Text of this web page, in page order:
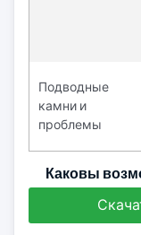
Подводные
камни и
проблемы
Каковы